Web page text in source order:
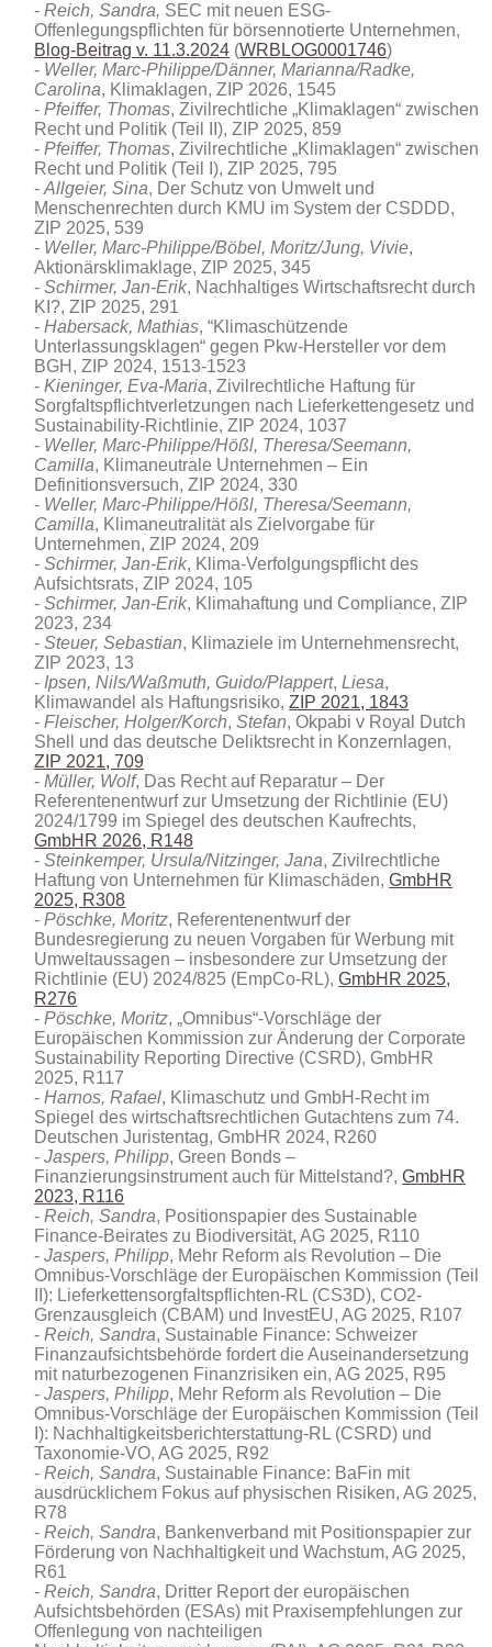
Reich, Sandra, SEC mit neuen ESG-
Offenlegungspflichten für börsennotierte Unternehmen,
Blog-Beitrag v. 11.3.2024 (WRBLOG0001746)
Weller, Marc-Philippe/Dänner, Marianna/Radke,
Carolina, Klimaklagen, ZIP 2026, 1545
Pfeiffer, Thomas, Zivilrechtliche „Klimaklagen“ zwischen
Recht und Politik (Teil II), ZIP 2025, 859
Pfeiffer, Thomas, Zivilrechtliche „Klimaklagen“ zwischen
Recht und Politik (Teil I), ZIP 2025, 795
Allgeier, Sina, Der Schutz von Umwelt und
Menschenrechten durch KMU im System der CSDDD,
ZIP 2025, 539
Weller, Marc-Philippe/Böbel, Moritz/Jung, Vivie,
Aktionärsklimaklage, ZIP 2025, 345
Schirmer, Jan-Erik, Nachhaltiges Wirtschaftsrecht durch
KI?, ZIP 2025, 291
Habersack, Mathias, “Klimaschützende
Unterlassungsklagen“ gegen Pkw-Hersteller vor dem
BGH, ZIP 2024, 1513-1523
Kieninger, Eva-Maria, Zivilrechtliche Haftung für
Sorgfaltspflichtverletzungen nach Lieferkettengesetz und
Sustainability-Richtlinie, ZIP 2024, 1037
Weller, Marc-Philippe/Hößl, Theresa/Seemann,
Camilla, Klimaneutrale Unternehmen – Ein
Definitionsversuch, ZIP 2024, 330
Weller, Marc-Philippe/Hößl, Theresa/Seemann,
Camilla, Klimaneutralität als Zielvorgabe für
Unternehmen, ZIP 2024, 209
Schirmer, Jan-Erik, Klima-Verfolgungspflicht des
Aufsichtsrats, ZIP 2024, 105
Schirmer, Jan-Erik, Klimahaftung und Compliance, ZIP
2023, 234
Steuer, Sebastian, Klimaziele im Unternehmensrecht,
ZIP 2023, 13
Ipsen, Nils/Waßmuth, Guido/Plappert,Liesa,
Klimawandel als Haftungsrisiko,ZIP 2021, 1843
Fleischer, Holger/Korch,Stefan, Okpabi v Royal Dutch
Shell und das deutsche Deliktsrecht in Konzernlagen,
ZIP 2021, 709
Müller, Wolf, Das Recht auf Reparatur – Der
Referentenentwurf zur Umsetzung der Richtlinie (EU)
2024/1799 im Spiegel des deutschen Kaufrechts,
GmbHR 2026, R148
Steinkemper, Ursula/Nitzinger, Jana, Zivilrechtliche
Haftung von Unternehmen für Klimaschäden,GmbHR
2025, R308
Pöschke, Moritz, Referentenentwurf der
Bundesregierung zu neuen Vorgaben für Werbung mit
Umweltaussagen – insbesondere zur Umsetzung der
Richtlinie (EU) 2024/825 (EmpCo-RL),GmbHR 2025,
R276
Pöschke, Moritz, „Omnibus“-Vorschläge der
Europäischen Kommission zur Änderung der Corporate
Sustainability Reporting Directive (CSRD), GmbHR
2025, R117
Harnos, Rafael, Klimaschutz und GmbH-Recht im
Spiegel des wirtschaftsrechtlichen Gutachtens zum 74.
Deutschen Juristentag, GmbHR 2024, R260
Jaspers, Philipp, Green Bonds –
Finanzierungsinstrument auch für Mittelstand?,GmbHR
2023, R116
Reich, Sandra, Positionspapier des Sustainable
Finance-Beirates zu Biodiversität, AG 2025, R110
Jaspers, Philipp, Mehr Reform als Revolution – Die
Omnibus-Vorschläge der Europäischen Kommission (Teil
II): Lieferkettensorgfaltspflichten-RL (CS3D), CO2-
Grenzausgleich (CBAM) und InvestEU, AG 2025, R107
Reich, Sandra, Sustainable Finance: Schweizer
Finanzaufsichtsbehörde fordert die Auseinandersetzung
mit naturbezogenen Finanzrisiken ein, AG 2025, R95
Jaspers, Philipp, Mehr Reform als Revolution – Die
Omnibus-Vorschläge der Europäischen Kommission (Teil
I): Nachhaltigkeitsberichterstattung-RL (CSRD) und
Taxonomie-VO, AG 2025, R92
Reich, Sandra, Sustainable Finance: BaFin mit
ausdrücklichem Fokus auf physischen Risiken, AG 2025,
R78
Reich, Sandra, Bankenverband mit Positionspapier zur
Förderung von Nachhaltigkeit und Wachstum, AG 2025,
R61
Reich, Sandra, Dritter Report der europäischen
Aufsichtsbehörden (ESAs) mit Praxisempfehlungen zur
Offenlegung von nachteiligen